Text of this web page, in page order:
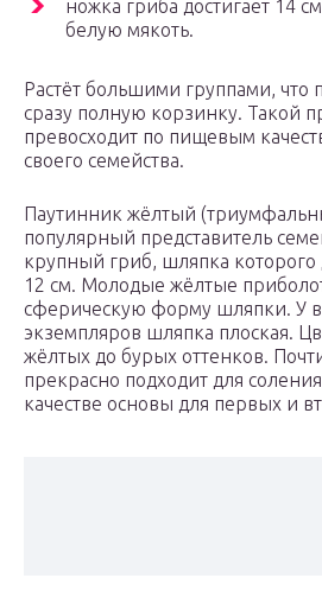
ножка гриба достигает 14
белую мякоть.
Растёт большими группами, что
сразу полную корзинку. Такой
превосходит по пищевым
своего семейства.
Паутинник жёлтый
популярный представитель
крупный гриб, шляпка которого
12 см. Молодые жёлтые
сферическую форму шляпки. У
экземпляров шляпка плоская.
жёлтых до бурых оттенков.
прекрасно подходит для
качестве основы для первых и